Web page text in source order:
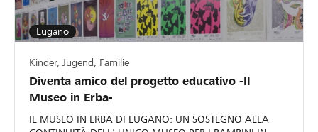
Lugano
Kinder, Jugend, Familie
Diventa amico del progetto educativo -Il
Museo in Erba-
IL MUSEO IN ERBA DI LUGANO: UN SOSTEGNO ALLA